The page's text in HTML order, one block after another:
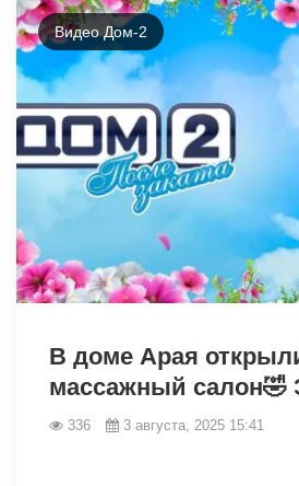
Видео Дом-2
В доме Арая
массажный салон🤣
336 3 августа, 2025 15:41